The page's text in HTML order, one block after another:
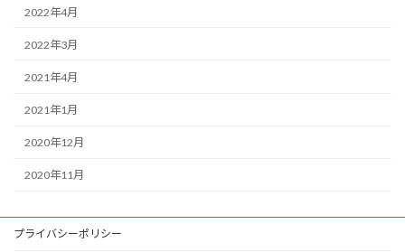
2022年4月
2022年3月
2021年4月
2021年1月
2020年12月
2020年11月
プライバシーポリシー